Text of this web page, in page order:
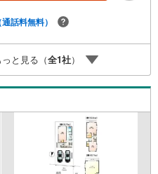
よるライフサポート◆専属ファ
バイスいたします。ご契約前後
いただけます。◆安心の環境◆
スを完備し、ご家族でのご来店
の住まい探しをサポートいたし
通話料無料）
と見る（全1社）